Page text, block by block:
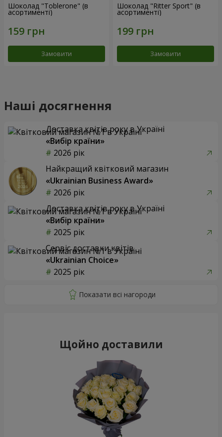
Шоколад "Toblerone" (в
асортименті)
Замовити
Шоколад "Ritter Sport" (в
асортименті)
Замовити
Наші досягнення
Доставка квітів року в Україні
«Вибір країни»
2026 рік
Найкращий квітковий магазин
«Ukrainian Business Award»
2026 рік
Доставка квітів року в Україні
«Вибір країни»
2025 рік
Сервіс доставки квітів
«Ukrainian Choice»
2025 рік
Щойно доставили